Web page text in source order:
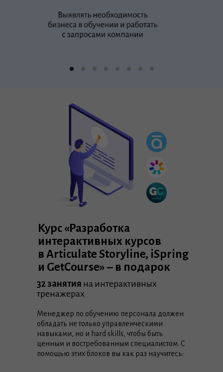
Курс «Разработка
интерактивных курсов
в Articulate Storyline, iSpring
и GetCourse» – в подарок
32 занятия на интерактивных
тренажерах
Менеджер по обучению персонала должен
обладать не только управленческими
навыками, но и hard skills, чтобы быть
ценным и востребованным специалистом. С
помощью этих блоков вы как раз научитесь: